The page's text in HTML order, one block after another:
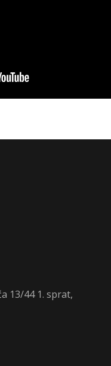
13/44 1. sprat,